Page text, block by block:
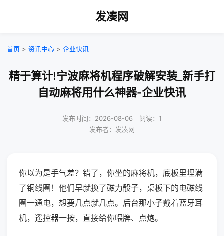
发凑网
首页 > 资讯中心 > 企业快讯
精于算计!宁波麻将机程序破解安装_新手打
自动麻将用什么神器-企业快讯
发布时间：2026-08-06｜阅读：1
发布者：发凑网
你以为是手气差？错了，你坐的麻将机，底板里埋满
了铜线圈！他们早就换了磁力骰子，桌板下的电磁线
圈一通电，想要几点就几点。后台那小子戴着蓝牙耳
机，遥控器一按，直接给你喂牌、点炮。